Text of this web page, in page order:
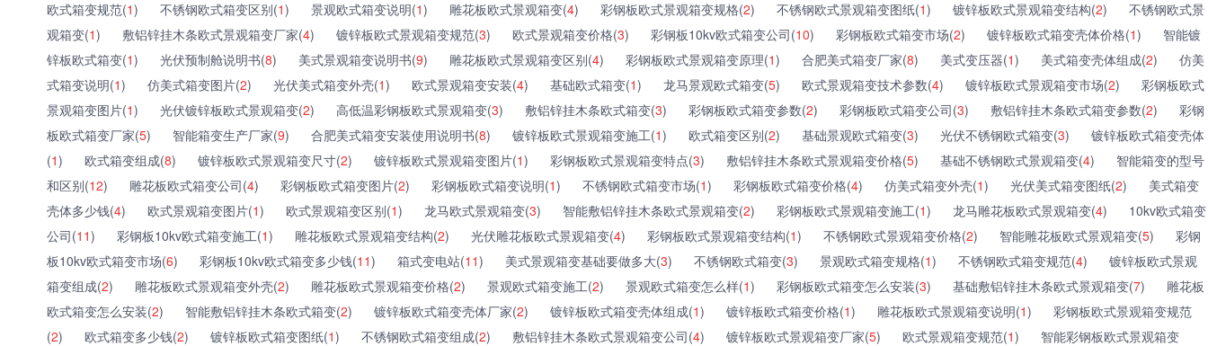
欧式箱变规范(1) 不锈钢欧式箱变区别(1) 景观欧式箱变说明(1) 雕花板欧式景观箱变(4) 彩钢板欧式景观箱变规格(2) 不锈钢欧式景观箱变图纸(1) 镀锌板欧式景观箱变结构(2)
不锈钢欧式景
观箱变(1) 敷铝锌挂木条欧式景观箱变厂家(4) 镀锌板欧式景观箱变规范(3) 欧式景观箱变价格(3) 彩钢板10kv欧式箱变公司(10) 彩钢板欧式箱变市场(2) 镀锌板欧式箱变壳体价格(1)
智能镀
锌板欧式箱变(1) 光伏预制舱说明书(8) 美式景观箱变说明书(9) 雕花板欧式景观箱变区别(4) 彩钢板欧式景观箱变原理(1) 合肥美式箱变厂家(8) 美式变压器(1) 美式箱变壳体组成(2)
仿美
式箱变说明(1) 仿美式箱变图片(2) 光伏美式箱变外壳(1) 欧式景观箱变安装(4) 基础欧式箱变(1) 龙马景观欧式箱变(5) 欧式景观箱变技术参数(4) 镀锌板欧式景观箱变市场(2)
彩钢板欧式
景观箱变图片(1) 光伏镀锌板欧式景观箱变(2) 高低温彩钢板欧式景观箱变(3) 敷铝锌挂木条欧式箱变(3) 彩钢板欧式箱变参数(2) 彩钢板欧式箱变公司(3) 敷铝锌挂木条欧式箱变参数(2)
彩钢
板欧式箱变厂家(5) 智能箱变生产厂家(9) 合肥美式箱变安装使用说明书(8) 镀锌板欧式景观箱变施工(1) 欧式箱变区别(2) 基础景观欧式箱变(3) 光伏不锈钢欧式箱变(3)
镀锌板欧式箱变壳体
(1) 欧式箱变组成(8) 镀锌板欧式景观箱变尺寸(2) 镀锌板欧式景观箱变图片(1) 彩钢板欧式景观箱变特点(3) 敷铝锌挂木条欧式景观箱变价格(5) 基础不锈钢欧式景观箱变(4)
智能箱变的型号
和区别(12) 雕花板欧式箱变公司(4) 彩钢板欧式箱变图片(2) 彩钢板欧式箱变说明(1) 不锈钢欧式箱变市场(1) 彩钢板欧式箱变价格(4) 仿美式箱变外壳(1) 光伏美式箱变图纸(2)
美式箱变
壳体多少钱(4) 欧式景观箱变图片(1) 欧式景观箱变区别(1) 龙马欧式景观箱变(3) 智能敷铝锌挂木条欧式景观箱变(2) 彩钢板欧式景观箱变施工(1) 龙马雕花板欧式景观箱变(4)
10kv欧式箱变
公司(11) 彩钢板10kv欧式箱变施工(1) 雕花板欧式景观箱变结构(2) 光伏雕花板欧式景观箱变(4) 彩钢板欧式景观箱变结构(1) 不锈钢欧式景观箱变价格(2) 智能雕花板欧式景观箱变(5)
彩钢
板10kv欧式箱变市场(6) 彩钢板10kv欧式箱变多少钱(11) 箱式变电站(11) 美式景观箱变基础要做多大(3) 不锈钢欧式箱变(3) 景观欧式箱变规格(1) 不锈钢欧式箱变规范(4)
镀锌板欧式景观
箱变组成(2) 雕花板欧式景观箱变外壳(2) 雕花板欧式景观箱变价格(2) 景观欧式箱变施工(2) 景观欧式箱变怎么样(1) 彩钢板欧式箱变怎么安装(3) 基础敷铝锌挂木条欧式景观箱变(7)
雕花板
欧式箱变怎么安装(2) 智能敷铝锌挂木条欧式箱变(2) 镀锌板欧式箱变壳体厂家(2) 镀锌板欧式箱变壳体组成(1) 镀锌板欧式箱变价格(1) 雕花板欧式景观箱变说明(1)
彩钢板欧式景观箱变规范
(2) 欧式箱变多少钱(2) 镀锌板欧式箱变图纸(1) 不锈钢欧式箱变组成(2) 敷铝锌挂木条欧式景观箱变公司(4) 镀锌板欧式景观箱变厂家(5) 欧式景观箱变规范(1)
智能彩钢板欧式景观箱变